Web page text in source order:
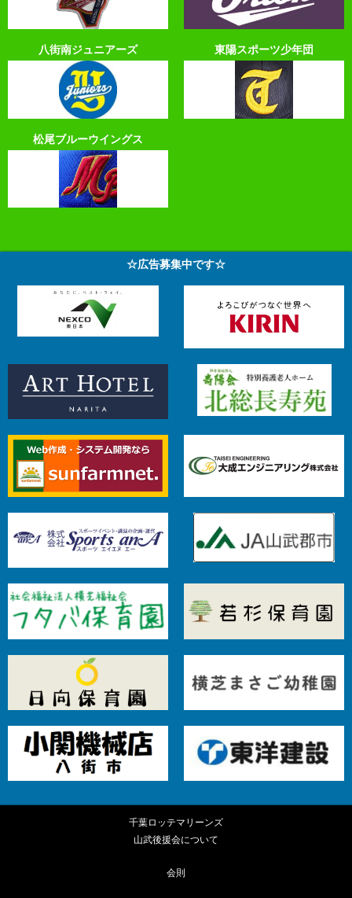
八街南ジュニアーズ 東陽スポーツ少年団
松尾ブルーウイングス
☆広告募集中です☆
千葉ロッテマリーンズ
山武後援会について
会則